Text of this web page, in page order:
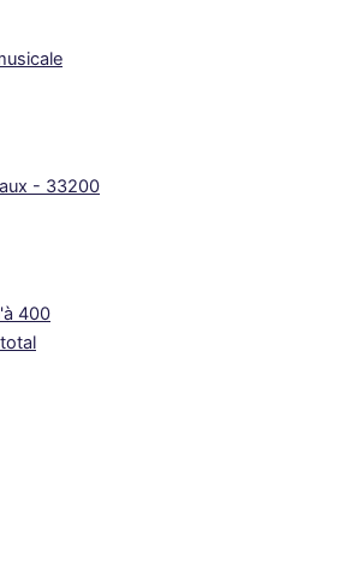
- 33200
400